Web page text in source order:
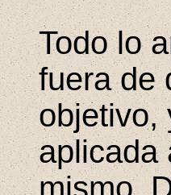
Todo lo
fuera de
objetivo,
aplicada
mismo.